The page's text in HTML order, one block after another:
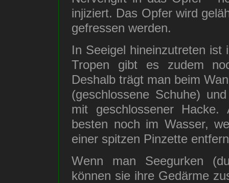
injiziert. Das Opfer wird
gefressen werden.
In Seeigel hineinzutreten
Tropen gibt es zudem
Deshalb trägt man beim
(geschlossene Schuhe)
mit geschlossener
besten noch im Wasser,
einer spitzen Pinzette
Wenn man Seegurken
können sie ihre Gedärme